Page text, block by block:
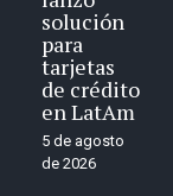
solución
para
tarjetas
de crédito
en LatAm
5 de agosto
de 2026